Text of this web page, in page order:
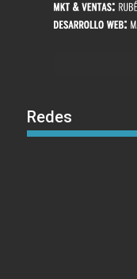
Redes